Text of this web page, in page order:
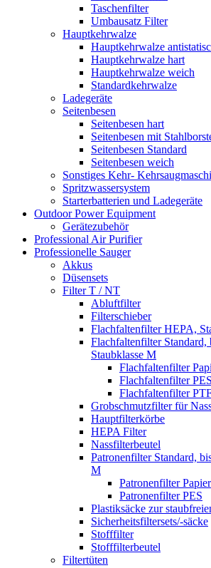
Taschenfilter
Umbausatz Filter
Hauptkehrwalze
Hauptkehrwalze
Hauptkehrwalze hart
Hauptkehrwalze weich
Standardkehrwalze
Ladegeräte
Seitenbesen
Seitenbesen hart
Seitenbesen mit
Seitenbesen Standard
Seitenbesen weich
Sonstiges Kehr-
Spritzwassersystem
Starterbatterien und Ladegeräte
Outdoor Power Equipment
Gerätezubehör
Professional Air Purifier
Professionelle Sauger
Akkus
Düsensets
Filter T / NT
Abluftfilter
Filterschieber
Flachfaltenfilter HEPA,
Flachfaltenfilter
Staubklasse M
Flachfaltenfilter
Flachfaltenfilter PES
Flachfaltenfilter
Grobschmutzfilter für
Hauptfilterkörbe
HEPA Filter
Nassfilterbeutel
Patronenfilter Standard,
M
Patronenfilter Papier
Patronenfilter PES
Plastiksäcke zur
Sicherheitsfiltersets/-säcke
Stofffilter
Stofffilterbeutel
Filtertüten